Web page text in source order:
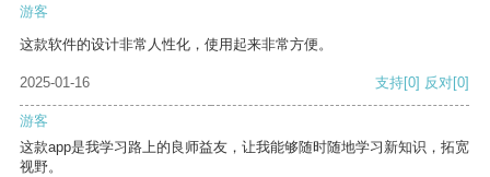
游客
这款软件的设计非常人性化，使用起来非常方便。
2025-01-16 支持[0] 反对[0]
游客
这款app是我学习路上的良师益友，让我能够随时随地学习新知识，拓宽
视野。